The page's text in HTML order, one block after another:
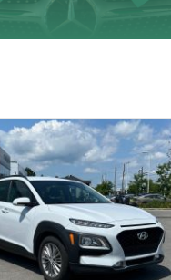
répondront
100% SÉCURITAIRE
Soumettre
reproduire le
d`écran
une capture d`écran ou
(facultatif). Vous pouvez
services comme Google